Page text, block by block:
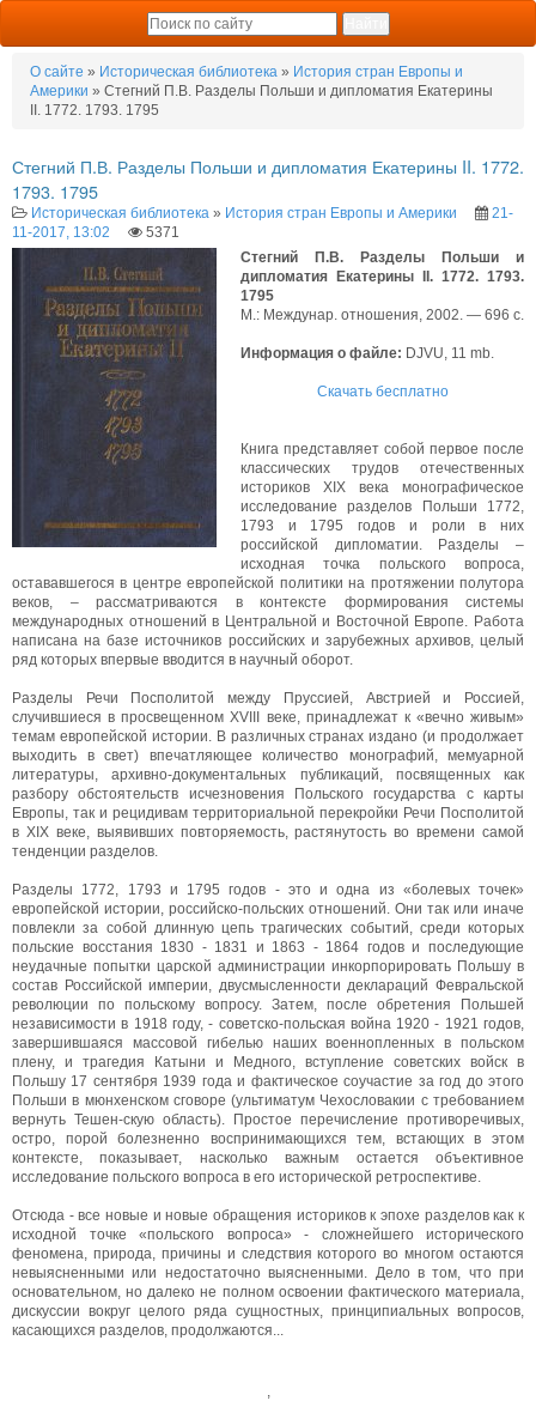
О сайте » Историческая библиотека » История стран Европы и
Америки » Стегний П.В. Разделы Польши и дипломатия Екатерины
II. 1772. 1793. 1795
Стегний П.В. Разделы Польши и дипломатия Екатерины II. 1772.
1793. 1795
Историческая библиотека » История стран Европы и Америки
21-
11-2017, 13:02
5371
Стегний П.В. Разделы Польши и
дипломатия Екатерины II. 1772. 1793.
1795
М.: Междунар. отношения, 2002. — 696 с.
Информация о файле: DJVU, 11 mb.
Скачать бесплатно
Книга представляет собой первое после
классических трудов отечественных
историков XIX века монографическое
исследование разделов Польши 1772,
1793 и 1795 годов и роли в них
российской дипломатии. Разделы –
исходная точка польского вопроса,
остававшегося в центре европейской политики на протяжении полутора
веков, – рассматриваются в контексте формирования системы
международных отношений в Центральной и Восточной Европе. Работа
написана на базе источников российских и зарубежных архивов, целый
ряд которых впервые вводится в научный оборот.
Разделы Речи Посполитой между Пруссией, Австрией и Россией,
случившиеся в просвещенном XVIII веке, принадлежат к «вечно живым»
темам европейской истории. В различных странах издано (и продолжает
выходить в свет) впечатляющее количество монографий, мемуарной
литературы, архивно-документальных публикаций, посвященных как
разбору обстоятельств исчезновения Польского государства с карты
Европы, так и рецидивам территориальной перекройки Речи Посполитой
в XIX веке, выявивших повторяемость, растянутость во времени самой
тенденции разделов.
Разделы 1772, 1793 и 1795 годов - это и одна из «болевых точек»
европейской истории, российско-польских отношений. Они так или иначе
повлекли за собой длинную цепь трагических событий, среди которых
польские восстания 1830 - 1831 и 1863 - 1864 годов и последующие
неудачные попытки царской администрации инкорпорировать Польшу в
состав Российской империи, двусмысленности деклараций Февральской
революции по польскому вопросу. Затем, после обретения Польшей
независимости в 1918 году, - советско-польская война 1920 - 1921 годов,
завершившаяся массовой гибелью наших военнопленных в польском
плену, и трагедия Катыни и Медного, вступление советских войск в
Польшу 17 сентября 1939 года и фактическое соучастие за год до этого
Польши в мюнхенском сговоре (ультиматум Чехословакии с требованием
вернуть Тешен-скую область). Простое перечисление противоречивых,
остро, порой болезненно воспринимающихся тем, встающих в этом
контексте, показывает, насколько важным остается объективное
исследование польского вопроса в его исторической ретроспективе.
Отсюда - все новые и новые обращения историков к эпохе разделов как к
исходной точке «польского вопроса» - сложнейшего исторического
феномена, природа, причины и следствия которого во многом остаются
невыясненными или недостаточно выясненными. Дело в том, что при
основательном, но далеко не полном освоении фактического материала,
дискуссии вокруг целого ряда сущностных, принципиальных вопросов,
касающихся разделов, продолжаются...
,